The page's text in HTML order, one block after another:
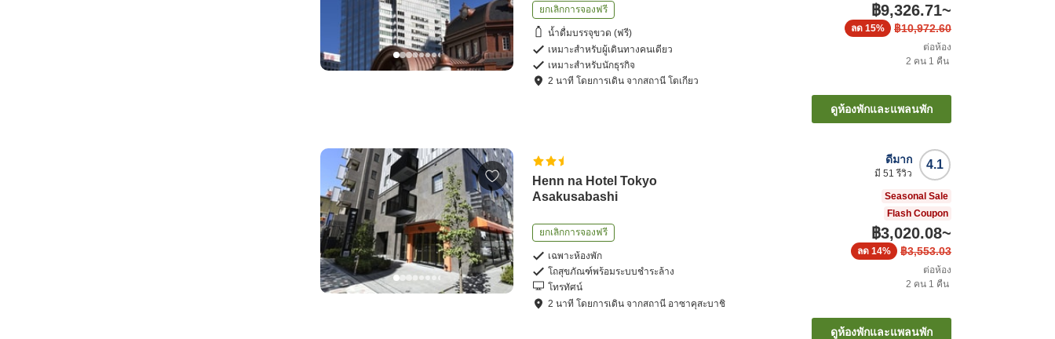
ยกเลิกการจองฟรี
น้ำดื่มบรรจุขวด (ฟรี)
เหมาะสำหรับผู้เดินทางคนเดียว
เหมาะสำหรับนักธุรกิจ
2 นาที โดยการเดิน จากสถานี โตเกียว
฿9,326.71~
฿10,972.60
ลด 15%
ต่อห้อง
2 คน 1 คืน
ดูห้องพักและแพลนพัก
Henn na Hotel Tokyo
Asakusabashi
ยกเลิกการจองฟรี
เฉพาะห้องพัก
โถสุขภัณฑ์พร้อมระบบชำระล้าง
โทรทัศน์
2 นาที โดยการเดิน จากสถานี อาซาคุสะบาชิ
4.1
ดีมาก
มี 51 รีวิว
Seasonal Sale
Flash Coupon
฿3,020.08~
฿3,553.03
ลด 14%
ต่อห้อง
2 คน 1 คืน
ดูห้องพักและแพลนพัก